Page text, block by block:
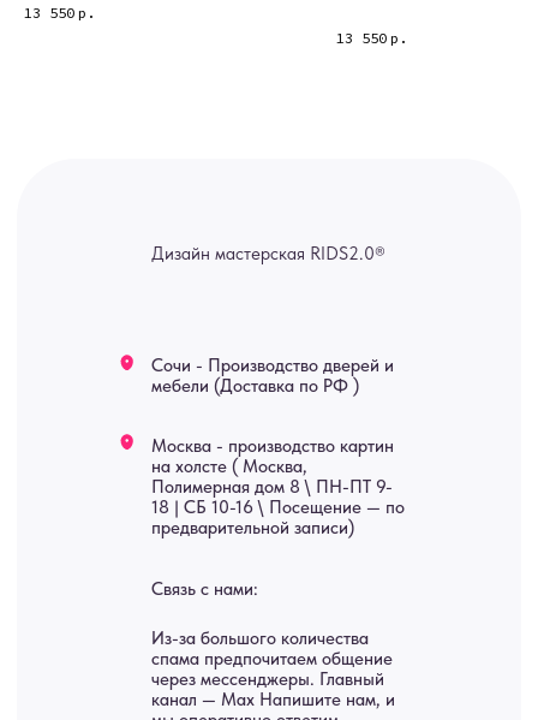
13 550 р.
13 550 р.
Возврат
Доставка
© 2015-2026 Все права защищены. Не является офертой,
окончательные цены указываются в счете-спецификации.
Механизмы
• Договор публичной оферты
• Согласие на обработку персональных данных